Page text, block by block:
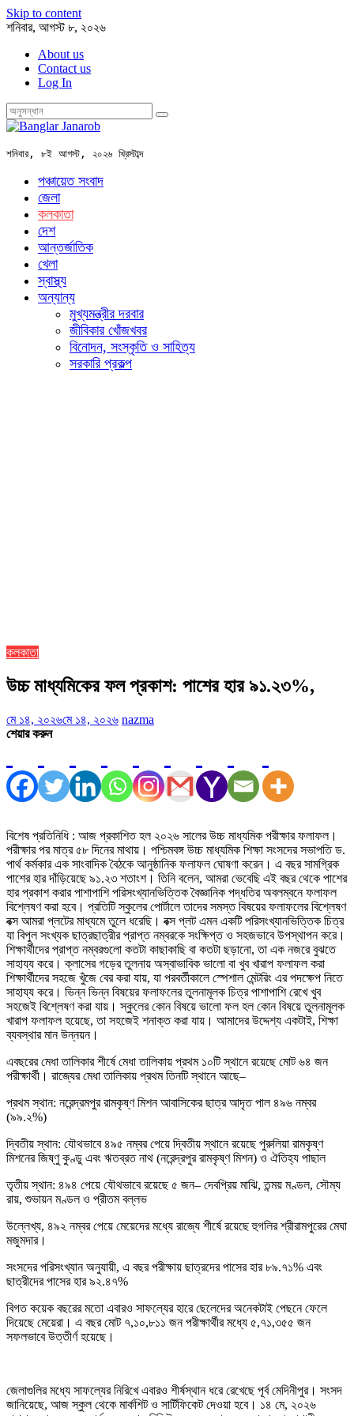
Skip to content
শনিবার, আগস্ট ৮, ২০২৬
About us
Contact us
Log In
শনিবার, ৮ই আগস্ট, ২০২৬ খ্রিস্টাব্দ
পঞ্চায়েত সংবাদ
জেলা
কলকাতা
দেশ
আন্তর্জাতিক
খেলা
স্বাস্থ্য
অন্যান্য
মুখ্যমন্ত্রীর দরবার
জীবিকার খোঁজখবর
বিনোদন, সংস্কৃতি ও সাহিত্য
সরকারি প্রকল্প
কলকাতা
উচ্চ মাধ্যমিকের ফল প্রকাশ: পাশের হার ৯১.২৩%,
মে ১৪, ২০২৬মে ১৪, ২০২৬ nazma
শেয়ার করুন
বিশেষ প্রতিনিধি : আজ প্রকাশিত হল ২০২৬ সালের উচ্চ মাধ্যমিক পরীক্ষার ফলাফল।
পরীক্ষার পর মাত্র ৫৮ দিনের মাথায়। পশ্চিমবঙ্গ উচ্চ মাধ্যমিক শিক্ষা সংসদের সভাপতি ড.
পার্থ কর্মকার এক সাংবাদিক বৈঠকে আনুষ্ঠানিক ফলাফল ঘোষণা করেন। এ বছর সামগ্রিক
পাশের হার দাঁড়িয়েছে ৯১.২৩ শতাংশ। তিনি বলেন, আমরা ভেবেছি এই বছর থেকে পাশের
হার প্রকাশ করার পাশাপাশি পরিসংখ্যানভিত্তিক বৈজ্ঞানিক পদ্ধতির অবলম্বনে ফলাফল
বিশ্লেষণ করা হবে। প্রতিটি স্কুলের পোর্টালে তাদের সমস্ত বিষয়ের ফলাফলের বিশ্লেষণ
বক্স আমরা প্লটের মাধ্যমে তুলে ধরেছি। বক্স প্লট এমন একটি পরিসংখ্যানভিত্তিক চিত্র
যা বিপুল সংখ্যক ছাত্রছাত্রীর প্রাপ্ত নম্বরকে সংক্ষিপ্ত ও সহজভাবে উপস্থাপন করে।
শিক্ষার্থীদের প্রাপ্ত নম্বরগুলো কতটা কাছাকাছি বা কতটা ছড়ানো, তা এক নজরে বুঝতে
সাহায্য করে। ক্লাসের গড়ের তুলনায় অস্বাভাবিক ভালো বা খুব খারাপ ফলাফল করা
শিক্ষার্থীদের সহজে খুঁজে বের করা যায়, যা পরবর্তীকালে স্পেশাল মেন্টরিং এর পদক্ষেপ নিতে
সাহায্য করে। ভিন্ন ভিন্ন বিষয়ের ফলাফলের তুলনামূলক চিত্র পাশাপাশি রেখে খুব
সহজেই বিশ্লেষণ করা যায়। স্কুলের কোন বিষয়ে ভালো ফল হল কোন বিষয়ে তুলনামূলক
খারাপ ফলাফল হয়েছে, তা সহজেই শনাক্ত করা যায়। আমাদের উদ্দেশ্য একটাই, শিক্ষা
ব্যবস্থার মান উন্নয়ন।
এবছরের মেধা তালিকার শীর্ষে মেধা তালিকায় প্রথম ১০টি স্থানে রয়েছে মোট ৬৪ জন
পরীক্ষার্থী। রাজ্যের মেধা তালিকায় প্রথম তিনটি স্থানে আছে–
প্রথম স্থান: নরেন্দ্রমপুর রামকৃষ্ণ মিশন আবাসিকের ছাত্র আদৃত পাল ৪৯৬ নম্বর
(৯৯.২%)
দ্বিতীয় স্থান: যৌথভাবে ৪৯৫ নম্বর পেয়ে দ্বিতীয় স্থানে রয়েছে পুরুলিয়া রামকৃষ্ণ
মিশনের জিষ্ণু কুণ্ডু এবং ঋতব্রত নাথ (নরেন্দ্রপুর রামকৃষ্ণ মিশন) ও ঐতিহ্য পাছাল
তৃতীয় স্থান: ৪৯৪ পেয়ে যৌথভাবে রয়েছে ৫ জন– দেবপ্রিয় মাঝি, তন্ময় মণ্ডল, সৌম্য
রায়, শুভায়ন মণ্ডল ও প্রীতম বল্লভ
উল্লেখ্য, ৪৯২ নম্বর পেয়ে মেয়েদের মধ্যে রাজ্যে শীর্ষে রয়েছে হুগলির শ্রীরামপুরের মেঘা
মজুমদার।
সংসদের পরিসংখ্যান অনুযায়ী, এ বছর পরীক্ষায় ছাত্রদের পাসের হার ৮৯.৭১% এবং
ছাত্রীদের পাসের হার ৯২.৪৭%
বিগত কয়েক বছরের মতো এবারও সাফল্যের হারে ছেলেদের অনেকটাই পেছনে ফেলে
দিয়েছে মেয়েরা। এ বছর মোট ৭,১০,৮১১ জন পরীক্ষার্থীর মধ্যে ৫,৭১,৩৫৫ জন
সফলভাবে উত্তীর্ণ হয়েছে।
জেলাগুলির মধ্যে সাফল্যের নিরিখে এবারও শীর্ষস্থান ধরে রেখেছে পূর্ব মেদিনীপুর। সংসদ
জানিয়েছে, আজ স্কুল থেকে মার্কশিট ও সার্টিফিকেট দেওয়া হবে। ১৪ মে, ২০২৬